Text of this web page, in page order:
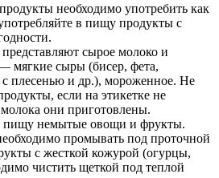
необходимо употребить как
в пищу продукты с
сырое молоко и
мягкие сыры (бисер, фета,
с плесенью и др.), мороженное. Не
если на этикетке не
молока они приготовлены.
пищу немытые овощи и фрукты.
промывать под проточной
с жесткой кожурой (огурцы,
чистить щеткой под теплой